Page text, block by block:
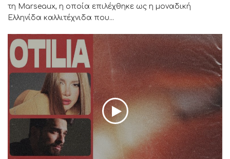
τη Marseaux, η οποία επιλέχθηκε ως η μοναδική
Ελληνίδα καλλιτέχνιδα που...